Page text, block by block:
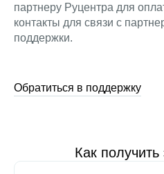
партнеру Руцентра для
контакты для связи с
поддержки.
Обратиться в поддержку
Как